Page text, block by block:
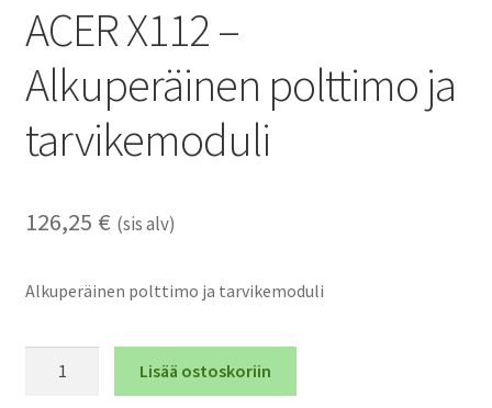
ACER X112 –
Alkuperäinen polttimo ja
tarvikemoduli
126,25 € (sis alv)
Alkuperäinen polttimo ja tarvikemoduli
Lisää ostoskoriin